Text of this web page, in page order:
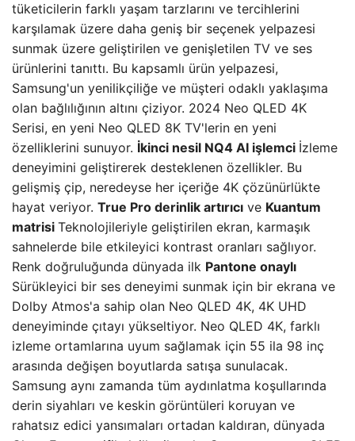
tüketicilerin farklı yaşam tarzlarını ve tercihlerini
karşılamak üzere daha geniş bir seçenek yelpazesi
sunmak üzere geliştirilen ve genişletilen TV ve ses
ürünlerini tanıttı. Bu kapsamlı ürün yelpazesi,
Samsung'un yenilikçiliğe ve müşteri odaklı yaklaşıma
olan bağlılığının altını çiziyor. 2024 Neo QLED 4K
Serisi, en yeni Neo QLED 8K TV'lerin en yeni
özelliklerini sunuyor. İkinci nesil NQ4 AI işlemci İzleme
deneyimini geliştirerek desteklenen özellikler. Bu
gelişmiş çip, neredeyse her içeriğe 4K çözünürlükte
hayat veriyor. True Pro derinlik artırıcı ve Kuantum
matrisi Teknolojileriyle geliştirilen ekran, karmaşık
sahnelerde bile etkileyici kontrast oranları sağlıyor.
Renk doğruluğunda dünyada ilk Pantone onaylı
Sürükleyici bir ses deneyimi sunmak için bir ekrana ve
Dolby Atmos'a sahip olan Neo QLED 4K, 4K UHD
deneyiminde çıtayı yükseltiyor. Neo QLED 4K, farklı
izleme ortamlarına uyum sağlamak için 55 ila 98 inç
arasında değişen boyutlarda satışa sunulacak.
Samsung aynı zamanda tüm aydınlatma koşullarında
derin siyahları ve keskin görüntüleri koruyan ve
rahatsız edici yansımaları ortadan kaldıran, dünyada